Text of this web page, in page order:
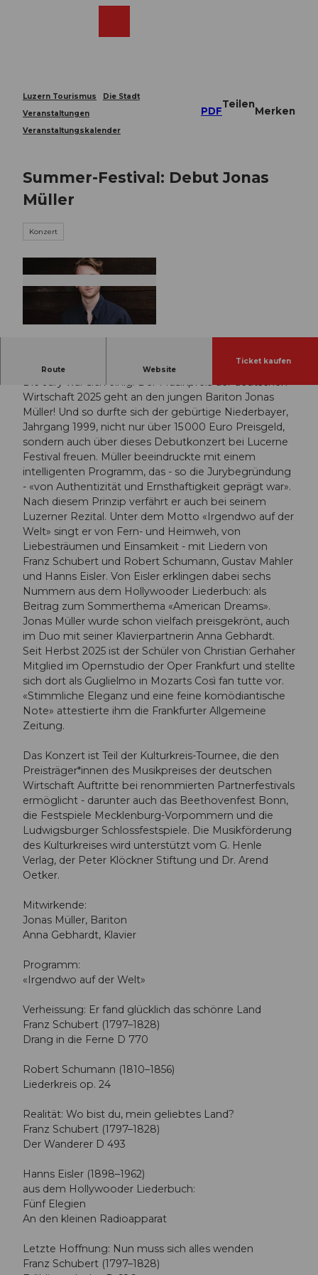
Luzern Tourismus
Die Stadt
Veranstaltungen
Veranstaltungskalender
PDF
Teilen
Merken
Summer-Festival: Debut Jonas
Müller
Konzert
Route Website
Ticket kaufen
Jonas Müller | Anna Gebhardt
Die Jury war sich einig: Der Musikpreis der deutschen
Wirtschaft 2025 geht an den jungen Bariton Jonas
Müller! Und so durfte sich der gebürtige Niederbayer,
Jahrgang 1999, nicht nur über 15 000 Euro Preisgeld,
sondern auch über dieses Debutkonzert bei Lucerne
Festival freuen. Müller beeindruckte mit einem
intelligenten Programm, das - so die Jurybegründung
- «von Authentizität und Ernsthaftigkeit geprägt war».
Nach diesem Prinzip verfährt er auch bei seinem
Luzerner Rezital. Unter dem Motto «Irgendwo auf der
Welt» singt er von Fern- und Heimweh, von
Liebesträumen und Einsamkeit - mit Liedern von
Franz Schubert und Robert Schumann, Gustav Mahler
und Hanns Eisler. Von Eisler erklingen dabei sechs
Nummern aus dem Hollywooder Liederbuch: als
Beitrag zum Sommerthema «American Dreams».
Jonas Müller wurde schon vielfach preisgekrönt, auch
im Duo mit seiner Klavierpartnerin Anna Gebhardt.
Seit Herbst 2025 ist der Schüler von Christian Gerhaher
Mitglied im Opernstudio der Oper Frankfurt und stellte
sich dort als Guglielmo in Mozarts Così fan tutte vor.
«Stimmliche Eleganz und eine feine komödiantische
Note» attestierte ihm die Frankfurter Allgemeine
Zeitung.
Das Konzert ist Teil der Kulturkreis-Tournee, die den
Preisträger*innen des Musikpreises der deutschen
Wirtschaft Auftritte bei renommierten Partnerfestivals
ermöglicht - darunter auch das Beethovenfest Bonn,
die Festspiele Mecklenburg-Vorpommern und die
Ludwigsburger Schlossfestspiele. Die Musikförderung
des Kulturkreises wird unterstützt vom G. Henle
Verlag, der Peter Klöckner Stiftung und Dr. Arend
Oetker.
Mitwirkende:
Jonas Müller, Bariton
Anna Gebhardt, Klavier
Programm:
«Irgendwo auf der Welt»
Verheissung: Er fand glücklich das schönre Land
Franz Schubert (1797–1828)
Drang in die Ferne D 770
Robert Schumann (1810–1856)
Liederkreis op. 24
Realität: Wo bist du, mein geliebtes Land?
Franz Schubert (1797–1828)
Der Wanderer D 493
Hanns Eisler (1898–1962)
aus dem Hollywooder Liederbuch:
Fünf Elegien
An den kleinen Radioapparat
Letzte Hoffnung: Nun muss sich alles wenden
Franz Schubert (1797–1828)